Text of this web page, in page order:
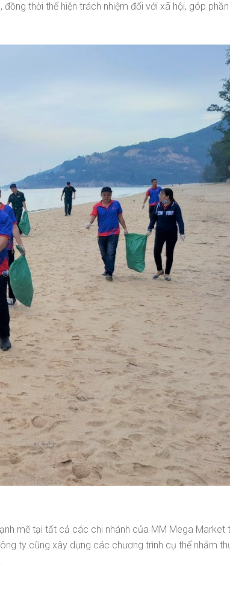
thời thể hiện trách nhiệm đối với xã hội, góp
mẽ tại tất cả các chi nhánh của MM Mega Market
ty cũng xây dựng các chương trình cụ thể nhằm